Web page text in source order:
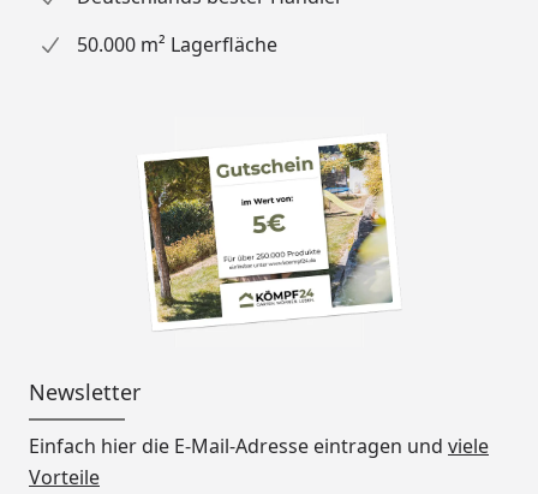
50.000 m² Lagerfläche
Newsletter
Einfach hier die E-Mail-Adresse eintragen und viele
Vorteile